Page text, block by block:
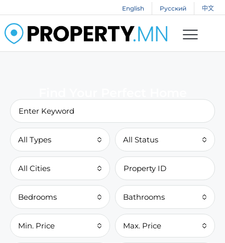
English Русский 中文
All Types All Status
All Cities
Bedrooms Bathrooms
Min. Price Max. Price